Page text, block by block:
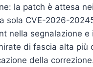
la patch è attesa
sola CVE-2026-
nella segnalazione
di fascia alta
della